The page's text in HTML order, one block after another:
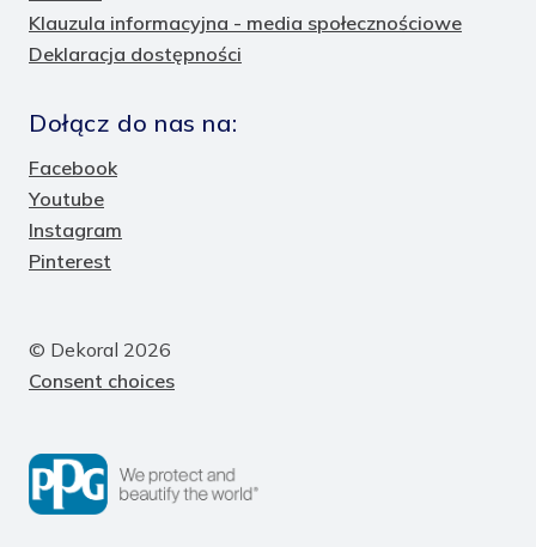
Klauzula informacyjna - media społecznościowe
Deklaracja dostępności
Dołącz do nas na:
Facebook
Youtube
Instagram
Pinterest
© Dekoral 2026
Consent choices